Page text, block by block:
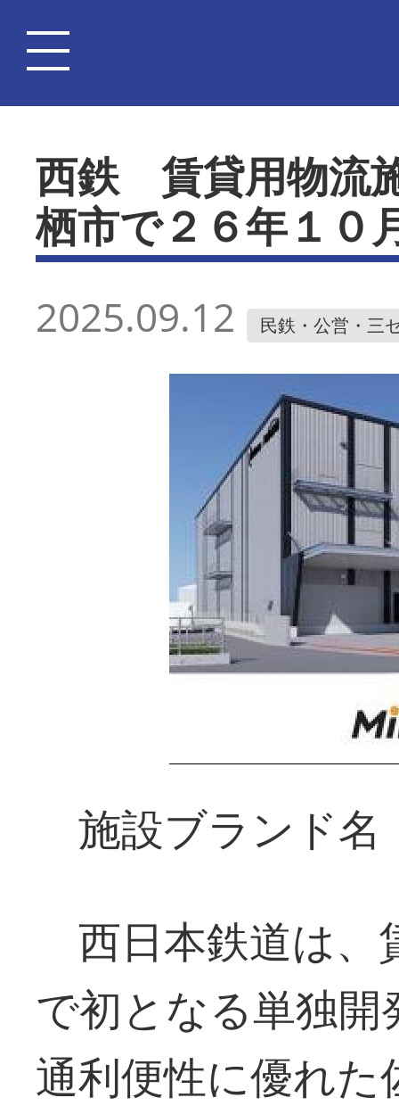
西鉄 賃貸用物流
栖市で２６年１０
2025.09.12 民鉄・公営・三
施設ブランド名
西日本鉄道は、
で初となる単独
通利便性に優れた